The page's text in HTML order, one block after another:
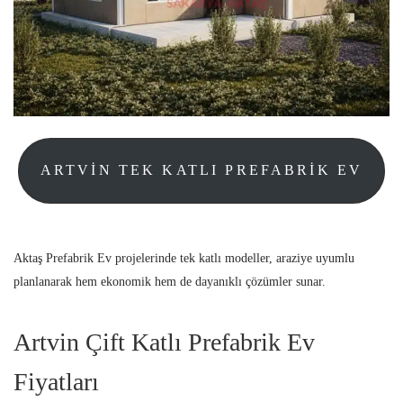
ARTVIN TEK KATLI PREFABRIK EV
Aktaş Prefabrik Ev projelerinde tek katlı modeller, araziye uyumlu
planlanarak hem ekonomik hem de dayanıklı çözümler sunar.
Artvin Çift Katlı Prefabrik Ev
Fiyatları